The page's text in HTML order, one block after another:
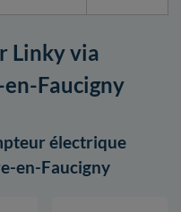
Linky via
Faucigny
électrique
en-Faucigny